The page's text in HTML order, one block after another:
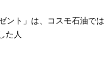
ント」は、コスモ石油では
た人